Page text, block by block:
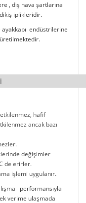
, dış hava şartlarına
dikiş iplikleridir.
endüstrilerine
hafif
ancak bazı
değişimler
de erirler.
işlemi uygulanır.
performansıyla
verime ulaşmada